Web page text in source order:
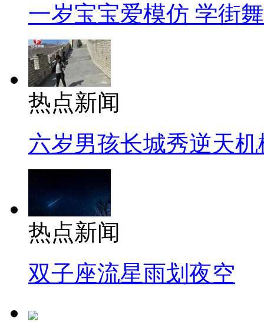
一岁宝宝爱模仿 学街
热点新闻
六岁男孩长城秀逆天机
热点新闻
双子座流星雨划夜空